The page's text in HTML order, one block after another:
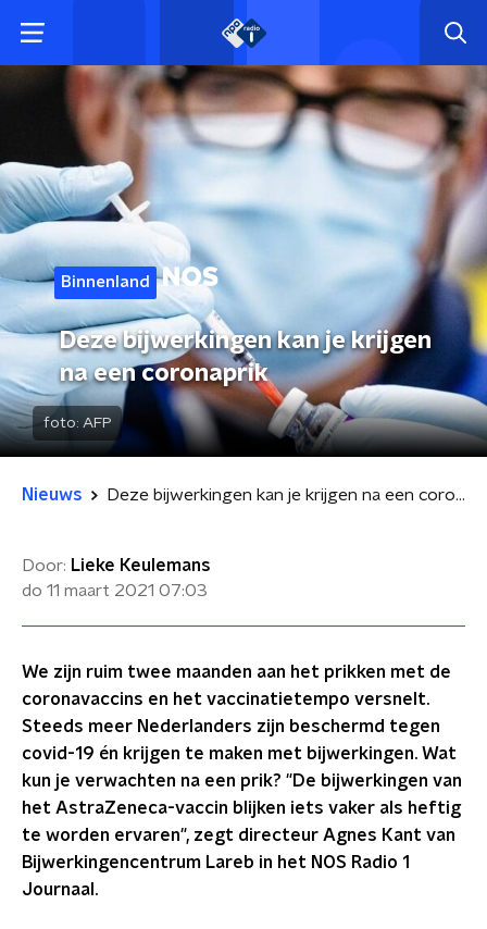
Binnenland
Deze bijwerkingen kan je krijgen
na een coronaprik
foto: AFP
Nieuws Deze bijwerkingen kan je krijgen na een coronaprik
Door: Lieke Keulemans
do 11 maart 2021 07:03
We zijn ruim twee maanden aan het prikken met de
coronavaccins en het vaccinatietempo versnelt.
Steeds meer Nederlanders zijn beschermd tegen
covid-19 én krijgen te maken met bijwerkingen. Wat
kun je verwachten na een prik? "De bijwerkingen van
het AstraZeneca-vaccin blijken iets vaker als heftig
te worden ervaren", zegt directeur Agnes Kant van
Bijwerkingencentrum Lareb in het NOS Radio 1
Journaal.